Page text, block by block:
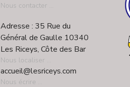
Nous contacter ...
Adresse : 35 Rue du
Général de Gaulle 10340
Les Riceys, Côte des Bar
Nous localiser ...
accueil@lesriceys.com
Nous écrire ...